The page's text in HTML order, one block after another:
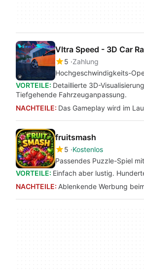
Vltra Speed - 3D Car
5 Zahlung
Hochgeschwindigkeits-
VORTEILE: Detaillierte 3D-
Tiefgehende Fahrzeuganpassung.
NACHTEILE: Das Gameplay wird im
fruitsmash
5 Kostenlos
Passendes Puzzle-Spiel
VORTEILE: Einfach aber lustig.
NACHTEILE: Ablenkende Werbung